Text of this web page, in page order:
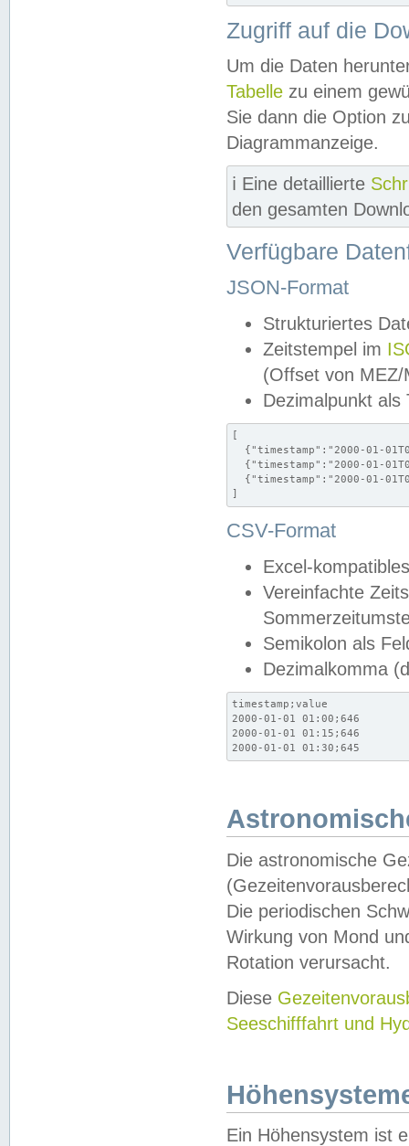
Zugriff auf die
Um die Daten
Tabelle zu einem
Sie dann die Option
Diagrammanzeige.
ℹ️ Eine detaillierte
den gesamten
Verfügbare
JSON-Format
Strukturiertes
Zeitstempel im
(Offset von MEZ/
Dezimalpunkt als
[
{"timestamp":"2000-01-
{"timestamp":"2000-01-
{"timestamp":"2000-01-
]
CSV-Format
Excel-
Vereinfachte
Semikolon als
Dezimalkomma
timestamp;value
2000-01-01 01:00;646
2000-01-01 01:15;646
2000-01-01 01:30;645
Die astronomische
Die periodischen
Wirkung von Mond
Rotation verursacht.
Diese
Seeschifffahrt und
Ein Höhensystem ist